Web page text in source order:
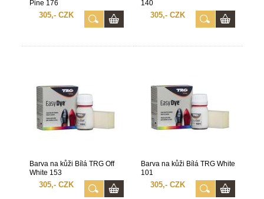
Pine 176
305,- CZK
140
305,- CZK
Barva na kůži Bílá TRG Off
White 153
305,- CZK
Barva na kůži Bílá TRG White
101
305,- CZK